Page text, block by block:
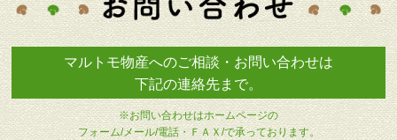
マルトモ物産へのご相談・お問い合わせは
下記の連絡先まで。
※お問い合わせはホームページの
フォーム/メール/電話・ＦＡＸ/で承っております。